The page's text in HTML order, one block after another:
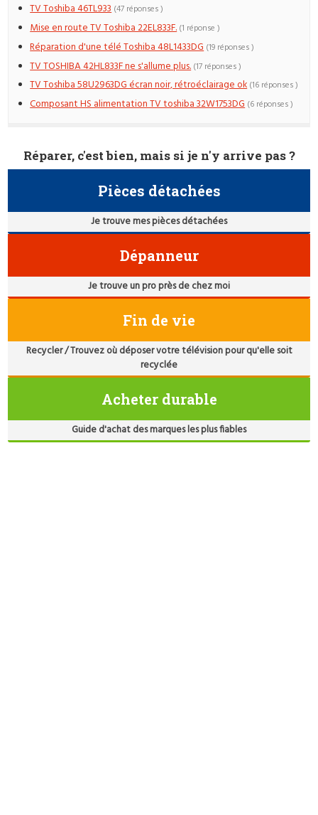
TV Toshiba 46TL933 (47 réponses )
Mise en route TV Toshiba 22EL833F. (1 réponse )
Réparation d'une télé Toshiba 48L1433DG (19 réponses )
TV TOSHIBA 42HL833F ne s'allume plus. (17 réponses )
TV Toshiba 58U2963DG écran noir, rétroéclairage ok (16 réponses )
Composant HS alimentation TV toshiba 32W1753DG (6 réponses )
Réparer, c'est bien, mais si je n'y arrive pas ?
Pièces détachées
Je trouve mes pièces détachées
Dépanneur
Je trouve un pro près de chez moi
Fin de vie
Recycler / Trouvez où déposer votre télévision pour qu'elle soit
recyclée
Acheter durable
Guide d'achat des marques les plus fiables